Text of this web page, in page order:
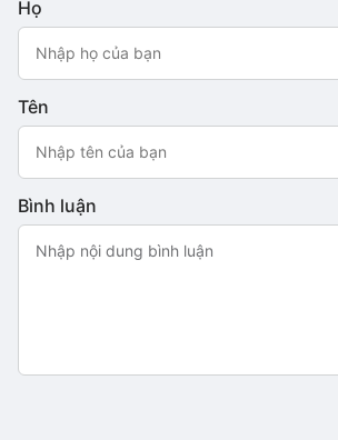
Họ
Tên
Bình luận